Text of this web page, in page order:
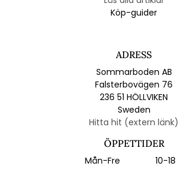
Köp-guider
ADRESS
Sommarboden AB
Falsterbovägen 76
236 51 HÖLLVIKEN
Sweden
Hitta hit (extern länk)
ÖPPETTIDER
Mån-Fre
10-18